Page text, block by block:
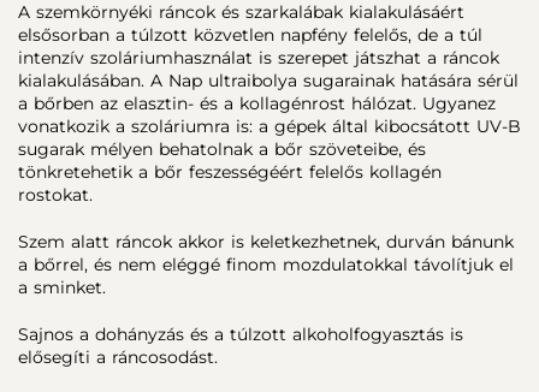
A szemkörnyéki ráncok és szarkalábak kialakulásáért
elsősorban a túlzott közvetlen napfény felelős, de a túl
intenzív szoláriumhasználat is szerepet játszhat a ráncok
kialakulásában. A Nap ultraibolya sugarainak hatására sérül
a bőrben az elasztin- és a kollagénrost hálózat. Ugyanez
vonatkozik a szoláriumra is: a gépek által kibocsátott UV-B
sugarak mélyen behatolnak a bőr szöveteibe, és
tönkretehetik a bőr feszességéért felelős kollagén
rostokat.
Szem alatt ráncok akkor is keletkezhetnek, durván bánunk
a bőrrel, és nem eléggé finom mozdulatokkal távolítjuk el
a sminket.
Sajnos a dohányzás és a túlzott alkoholfogyasztás is
elősegíti a ráncosodást.